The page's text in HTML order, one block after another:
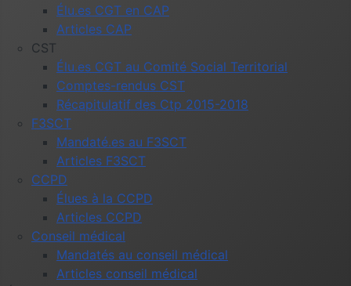
Élu.es CGT en CAP
Articles CAP
CST
Élu.es CGT au Comité Social Territorial
Comptes-rendus CST
Récapitulatif des Ctp 2015-2018
F3SCT
Mandaté.es au F3SCT
Articles F3SCT
CCPD
Élues à la CCPD
Articles CCPD
Conseil médical
Mandatés au conseil médical
Articles conseil médical